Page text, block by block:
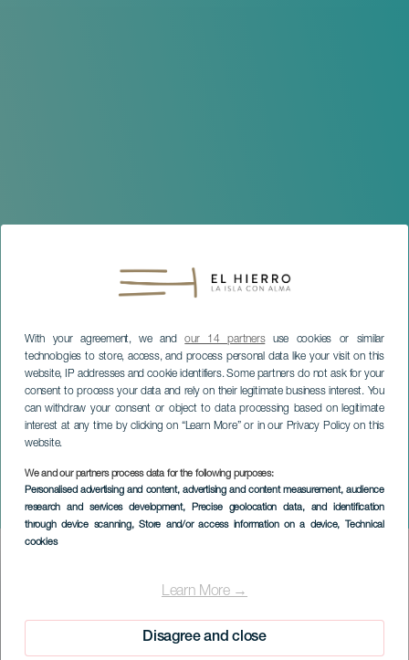
With your agreement, we andour 14 partnersuse cookies or similar
technologies to store, access, and process personal data like your visit on this
website, IP addresses and cookie identifiers. Some partners do not ask for your
consent to process your data and rely on their legitimate business interest. You
can withdraw your consent or object to data processing based on legitimate
interest at any time by clicking on “Learn More” or in our Privacy Policy on this
website.
We and our partners process data for the following purposes:
Personalised advertising and content, advertising and content measurement, audience
research and services development, Precise geolocation data, and identification
through device scanning, Store and/or access information on a device, Technical
cookies
Learn More →
Disagree and close
San Juan-festligheder i
Las Puntas